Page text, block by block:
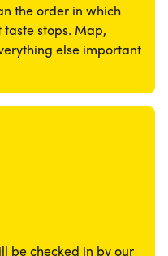
the order in which
stops. Map,
else important
be checked in by our